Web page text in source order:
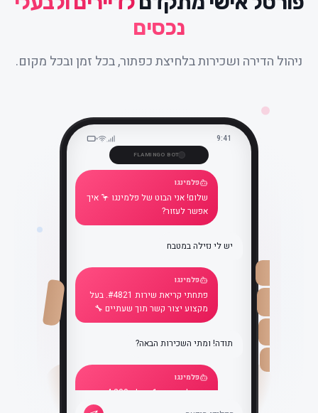
נכסים
ניהול הדירה ושכירות בלחיצת כפתור, בכל זמן ובכל מקום.
9:41
FLAMINGO BOT
פלמינגו
שלום! אני הבוט של פלמינגו 🦩 איך
אפשר לעזור?
יש לי נזילה במטבח
פלמינגו
פתחתי קריאת שירות #4821. בעל
מקצוע יצור קשר תוך שעתיים 🔧
תודה! ומתי השכירות הבאה?
פלמינגו
התשלום הבא: 1 ביולי, ₪4,200.